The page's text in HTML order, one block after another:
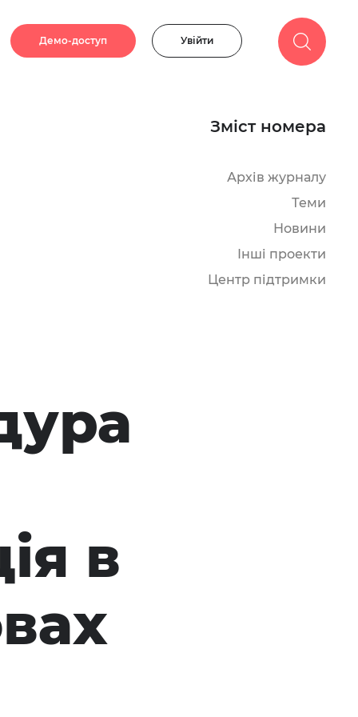
Демо-доступ Увійти
Зміст номера
Архів журналу
Теми
Новини
Інші проекти
Центр підтримки
в